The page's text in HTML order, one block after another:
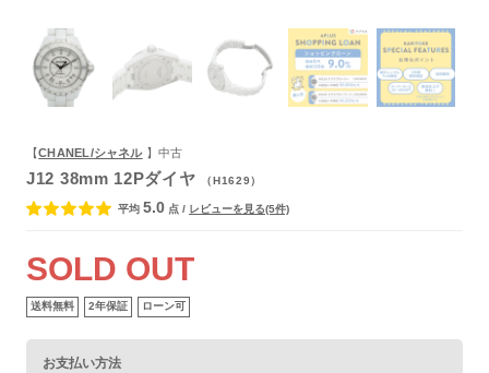
【CHANEL/シャネル】中古
J12 38mm 12Pダイヤ （H1629）
平均 5.0 点 / レビューを見る(5件)
SOLD OUT
送料無料 2年保証 ローン可
お支払い方法